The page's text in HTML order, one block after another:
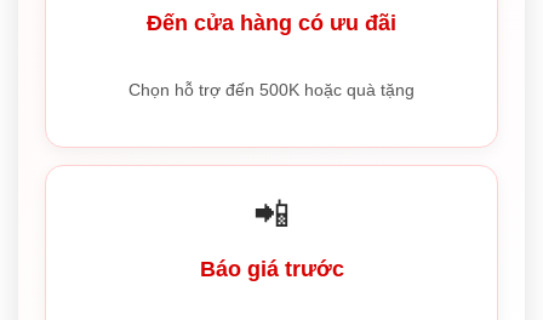
Đến cửa hàng có ưu đãi
Chọn hỗ trợ đến 500K hoặc quà tặng
📲
Báo giá trước